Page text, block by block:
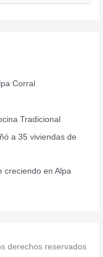
Corral
Tradicional
a 35 viviendas de
creciendo en Alpa
derechos reservados